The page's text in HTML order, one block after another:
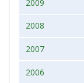
2009
2008
2007
2006